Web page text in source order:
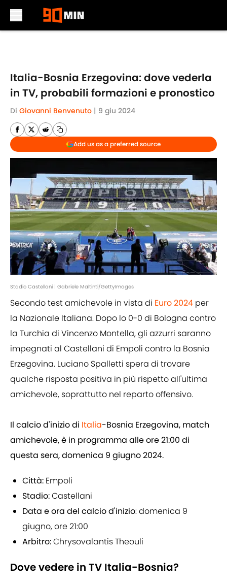
Italia-Bosnia Erzegovina: dove vederla
in TV, probabili formazioni e pronostico
Di Giovanni Benvenuto | 9 giu 2024
Add us as a preferred source
Stadio Castellani | Gabriele Maltinti/GettyImages
Secondo test amichevole in vista di Euro 2024 per
la Nazionale Italiana. Dopo lo 0-0 di Bologna contro
la Turchia di Vincenzo Montella, gli azzurri saranno
impegnati al Castellani di Empoli contro la Bosnia
Erzegovina. Luciano Spalletti spera di trovare
qualche risposta positiva in più rispetto all'ultima
amichevole, soprattutto nel reparto offensivo.
Il calcio d'inizio di Italia-Bosnia Erzegovina, match
amichevole, è in programma alle ore 21:00 di
questa sera, domenica 9 giugno 2024.
Città: Empoli
Stadio:Castellani
Data e ora del calcio d'inizio: domenica 9
giugno, ore 21:00
Arbitro:Chrysovalantis Theouli
Dove vedere in TV Italia-Bosnia?